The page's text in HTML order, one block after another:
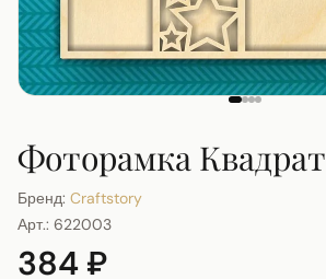
Фоторамка Квадрат
Бренд: Craftstory
Арт.: 622003
384 ₽